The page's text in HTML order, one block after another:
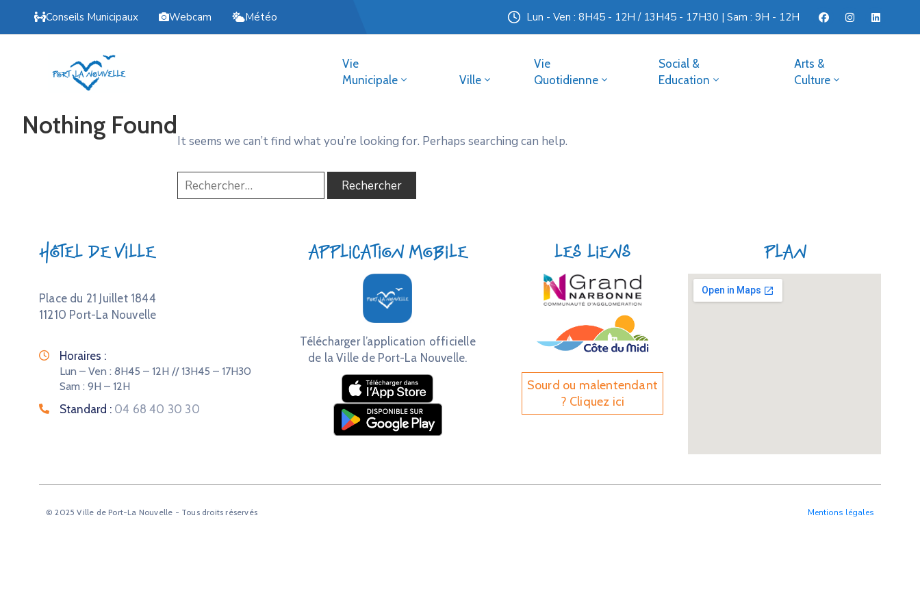
Conseils Municipaux Webcam Météo Lun - Ven : 8H45 - 12H / 13H45 - 17H30 | Sam : 9H - 12H
Vie
Municipale
Ville
Vie
Quotidienne
Social &
Education
Arts &
Culture
Nothing Found
It seems we can’t find what you’re looking for. Perhaps searching can help.
Hôtel de Ville
Place du 21 Juillet 1844
11210 Port-La Nouvelle
Horaires :
Lun – Ven : 8H45 – 12H // 13H45 – 17H30
Sam : 9H – 12H
Standard : 04 68 40 30 30
Application mobile
Télécharger l’application officielle
de la Ville de Port-La Nouvelle.
Les liens
Sourd ou malentendant
? Cliquez ici
Plan
© 2025 Ville de Port-La Nouvelle - Tous droits réservés Mentions légales